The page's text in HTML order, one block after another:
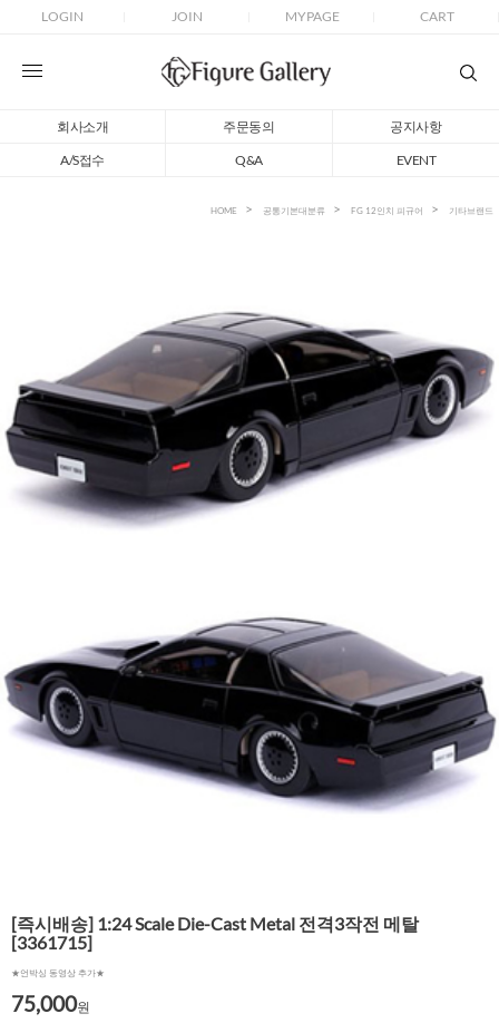
LOGIN JOIN MYPAGE CART
회사소개 주문동의
공지사항
A/S접수
Q&A EVENT
HOME 공통기본대분류 FG 12인치 피규어 기타브랜드
[즉시배송] 1:24 Scale Die-Cast Metal 전격3작전 메탈
[3361715]
★언박싱 동영상 추가★
75,000원